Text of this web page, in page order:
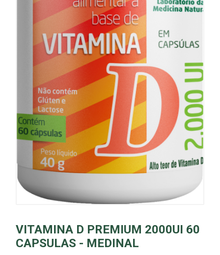
VITAMINA D PREMIUM 2000UI 60
CAPSULAS - MEDINAL